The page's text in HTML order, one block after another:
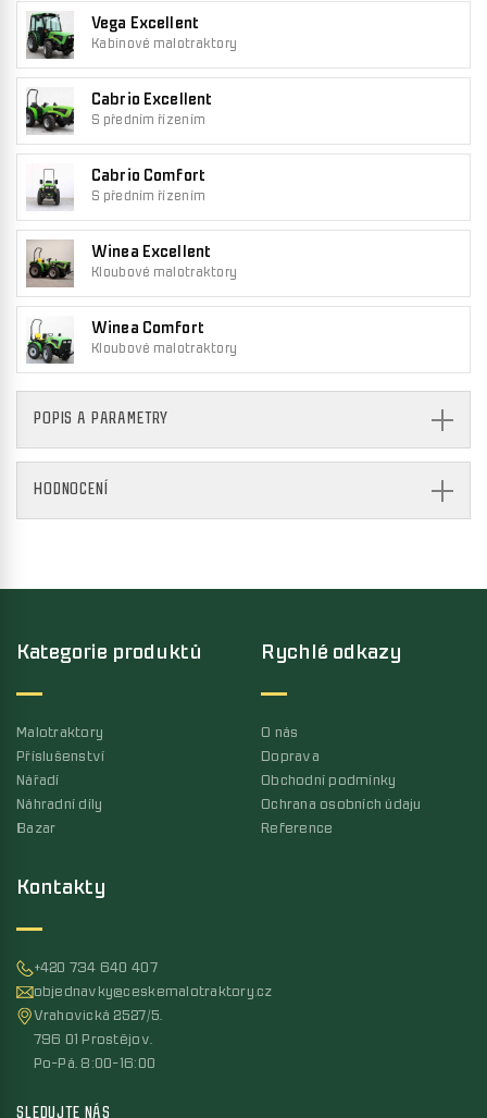
Vega Excellent
Kabinové malotraktory
Cabrio Excellent
S předním řízením
Cabrio Comfort
S předním řízením
Winea Excellent
Kloubové malotraktory
Winea Comfort
Kloubové malotraktory
POPIS A PARAMETRY
HODNOCENÍ
Kontakty
+420 734 640 407
objednavky@ceskemalotraktory.cz
Vrahovická 2527/5,
796 01 Prostějov,
Po-Pá, 8:00-16:00
SLEDUJTE NÁS
Kategorie produktů
Malotraktory
Příslušenství
Nářadí
Náhradní díly
Bazar
Rychlé odkazy
O nás
Doprava
Obchodní podmínky
Ochrana osobních údaju
Reference